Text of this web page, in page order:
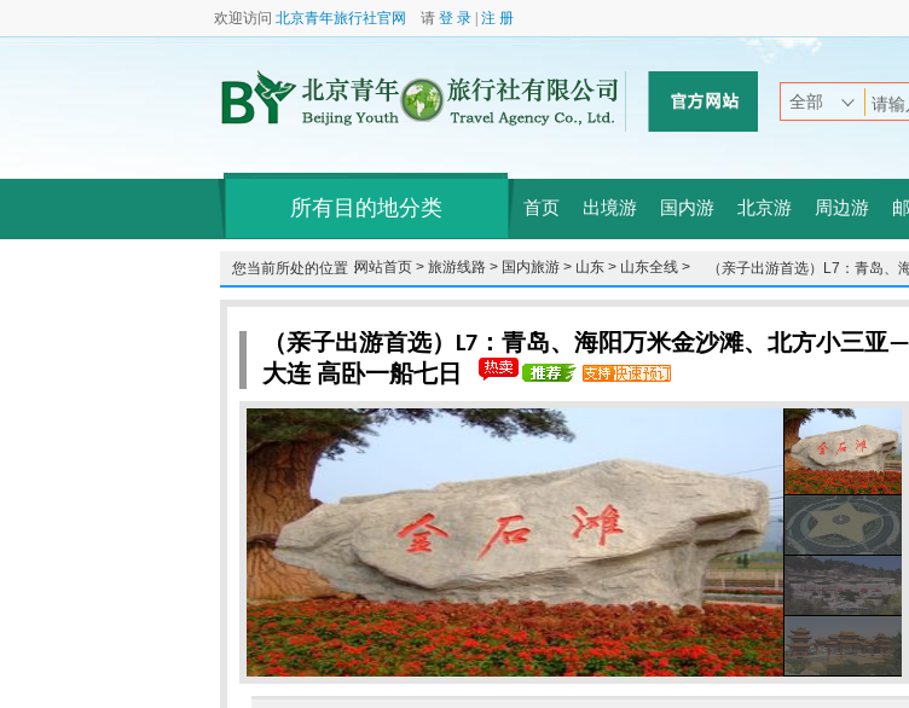
欢迎访问 北京青年旅行社官网 请 登 录 注 册
所有目的地分类 首页 出境游 国内游 北京游 周边游
您当前所处的位置：网站首页 > 旅游线路 > 国内旅游 > 山东 > 山东全线 >
（亲子出游首选）L7：青岛、
小三亚—大乳山、烟台鲸鲨馆
七日
（亲子出游首选）L7：青岛、海阳万米金沙滩、北方小三亚
大连 高卧一船七日